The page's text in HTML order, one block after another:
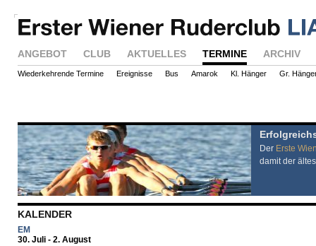
ANGEBOT CLUB AKTUELLES TERMINE ARCHIV
Wiederkehrende Termine Ereignisse Bus Amarok Kl. Hänger Gr.
Der Erste
damit der
KALENDER
EM
30. Juli - 2. August